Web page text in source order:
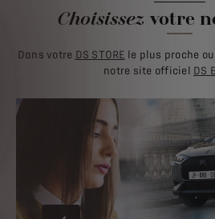
Choisissez votre
Dans votre DS STORE le plus proche
notre site officiel DS